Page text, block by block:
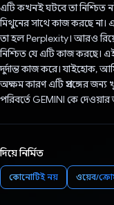
এটি কখনই ঘটবে তা নিশ্চিত
মিথুনের সাথে কাজ করছে না।
তা হল Perplexity। আরও
নিশ্চিত যে এটি কাজ করছে।
দুর্দান্ত কাজ করে। যাইহোক,
অক্ষম কারণ এটি প্রসঙ্গের
পরিবর্তে GEMINI কে
দিয়ে নির্মিত
কোনোটিই নয় ওয়েব/